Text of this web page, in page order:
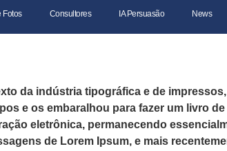
Fotos Consultores IA Persuasão News
da indústria tipográfica e de
e os embaralhou para fazer um livro
eletrônica, permanecendo
de Lorem Ipsum, e mais